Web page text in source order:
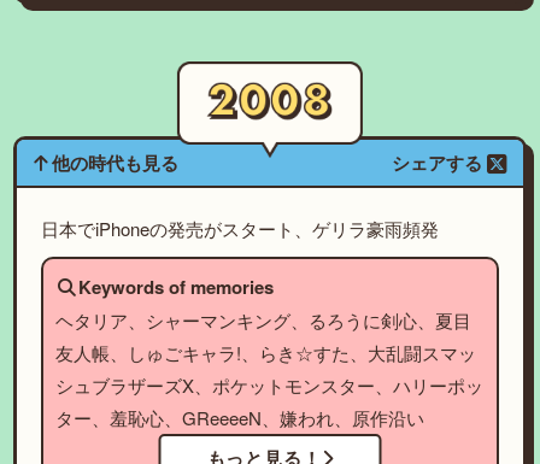
他の時代も見る シェアする
日本でiPhoneの発売がスタート、ゲリラ豪雨頻発
Keywords of memories
ヘタリア、シャーマンキング、るろうに剣心、夏目
友人帳、しゅごキャラ!、らき☆すた、大乱闘スマッ
シュブラザーズX、ポケットモンスター、ハリーポッ
ター、羞恥心、GReeeeN、嫌われ、原作沿い
もっと見る！